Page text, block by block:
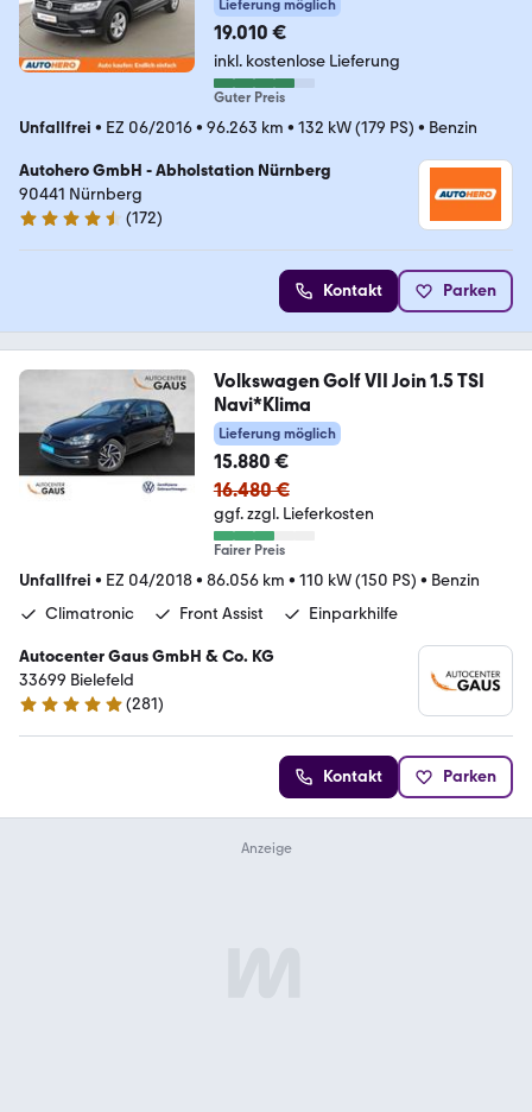
Lieferung möglich
19.010 €
inkl. kostenlose Lieferung
Guter Preis
Unfallfrei • EZ 06/2016• 96.263 km • 132 kW (179 PS) • Benzin
Autohero GmbH - Abholstation Nürnberg
90441 Nürnberg
4.5 Sterne
(172)
Kontakt Parken
Volkswagen Golf VII Join 1.5 TSI
Navi*Klima
Lieferung möglich
15.880 €
16.480 €
ggf. zzgl. Lieferkosten
Fairer Preis
Unfallfrei • EZ 04/2018• 86.056 km • 110 kW (150 PS) • Benzin
Climatronic
Front Assist Einparkhilfe
Autocenter Gaus GmbH & Co. KG
33699 Bielefeld
4.9 Sterne
(281)
Kontakt Parken